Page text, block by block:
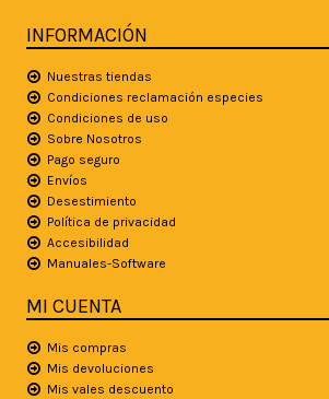
INFORMACIÓN
Nuestras tiendas
Condiciones reclamación especies
Condiciones de uso
Sobre Nosotros
Pago seguro
Envíos
Desestimiento
Política de privacidad
Accesibilidad
Manuales-Software
MI CUENTA
Mis compras
Mis devoluciones
Mis vales descuento